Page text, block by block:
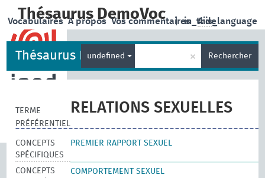
Thésaurus DemoVoc | in_this_language
Vocabulaires A propos Vos commentaires Aide
Thésaurus DemoVoc
undefined × Rechercher
TERME
PRÉFÉRENTIEL
RELATIONS SEXUELLES
CONCEPTS
SPÉCIFIQUES
PREMIER RAPPORT SEXUEL
CONCEPTS
COMPORTEMENT SEXUEL